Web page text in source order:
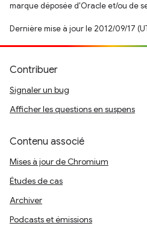
marque déposée d'Oracle et/ou de
Dernière mise à jour le 2012/09/17
Contribuer
Signaler un bug
Afficher les questions en suspens
Contenu associé
Mises à jour de Chromium
Études de cas
Archiver
Podcasts et émissions